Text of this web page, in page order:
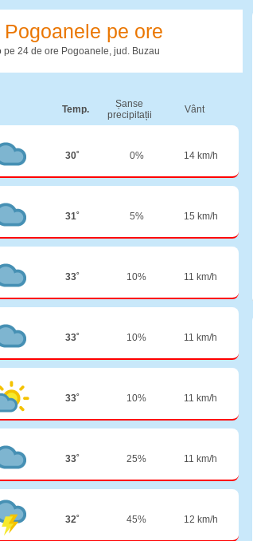
pe ore
pe 24 de ore Pogoanele, jud. Buzau
Temp.
Șanse
precipitații
Vânt
30˚ 0% 14 km/h
31˚ 5% 15 km/h
33˚ 10% 11 km/h
33˚ 10% 11 km/h
33˚ 10% 11 km/h
33˚ 25% 11 km/h
32˚ 45% 12 km/h